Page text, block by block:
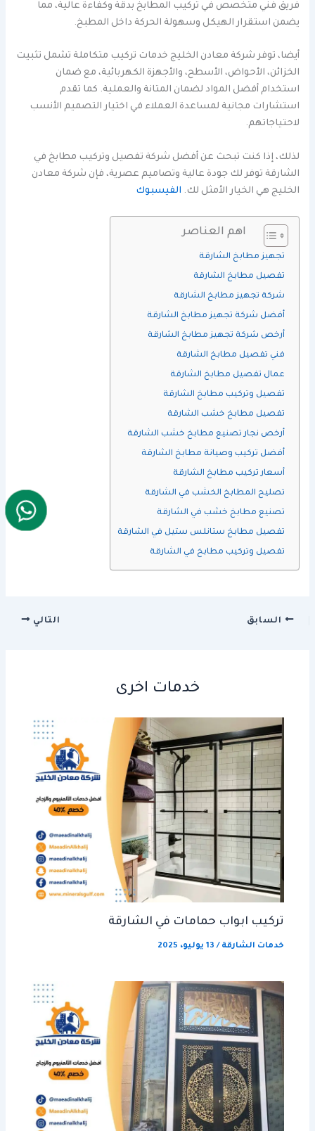
فريق فني متخصص في تركيب المطابخ بدقة وكفاءة عالية، مما
يضمن استقرار الهيكل وسهولة الحركة داخل المطبخ.
أيضا، توفر شركة معادن الخليج خدمات تركيب متكاملة تشمل تثبيت
الخزائن، الأحواض، الأسطح، والأجهزة الكهربائية، مع ضمان
استخدام أفضل المواد لضمان المتانة والعملية. كما تقدم
استشارات مجانية لمساعدة العملاء في اختيار التصميم الأنسب
لاحتياجاتهم.
لذلك، إذا كنت تبحث عن أفضل شركة تفصيل وتركيب مطابخ في
الشارقة توفر لك جودة عالية وتصاميم عصرية، فإن شركة معادن
الخليج هي الخيار الأمثل لك. الفيسبوك
اهم العناصر
تجهيز مطابخ الشارقة
تفصيل مطابخ الشارقة
شركة تجهيز مطابخ الشارقة
أفضل شركة تجهيز مطابخ الشارقة
أرخص شركة تجهيز مطابخ الشارقة
فني تفصيل مطابخ الشارقة
عمال تفصيل مطابخ الشارقة
تفصيل وتركيب مطابخ الشارقة
تفصيل مطابخ خشب الشارقة
أرخص نجار تصنيع مطابخ خشب الشارقة
أفضل تركيب وصيانة مطابخ الشارقة
أسعار تركيب مطابخ الشارقة
تصليح المطابخ الخشب في الشارقة
تصنيع مطابخ خشب في الشارقة
تفصيل مطابخ ستانلس ستيل في الشارقة
تفصيل وتركيب مطابخ في الشارقة
السابق التالي
خدمات اخرى
تركيب ابواب حمامات في الشارقة
خدمات الشارقة / 13 يوليو، 2025